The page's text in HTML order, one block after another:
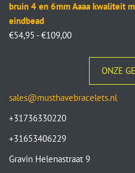
bruin 4 en 6mm Aaaa kwaliteit
eindbead
€54,95 - €109,00
ONZE
sales@musthavebracelets.nl
+31736330220
+31653406229
Gravin Helenastraat 9